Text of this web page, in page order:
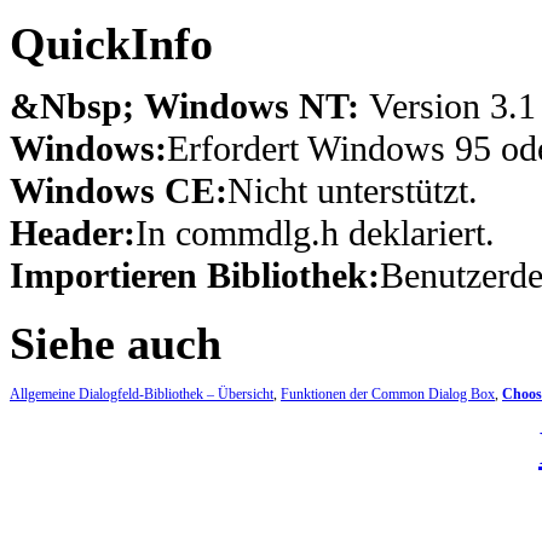
QuickInfo
&Nbsp; Windows NT: Version
Windows:Erfordert Windows 95
Windows CE:Nicht unterstützt.
Header:In commdlg.h deklariert.
Importieren Bibliothek:
Siehe auch
Allgemeine Dialogfeld-Bibliothek – Übersicht, Funktionen der Common Dialog Box,